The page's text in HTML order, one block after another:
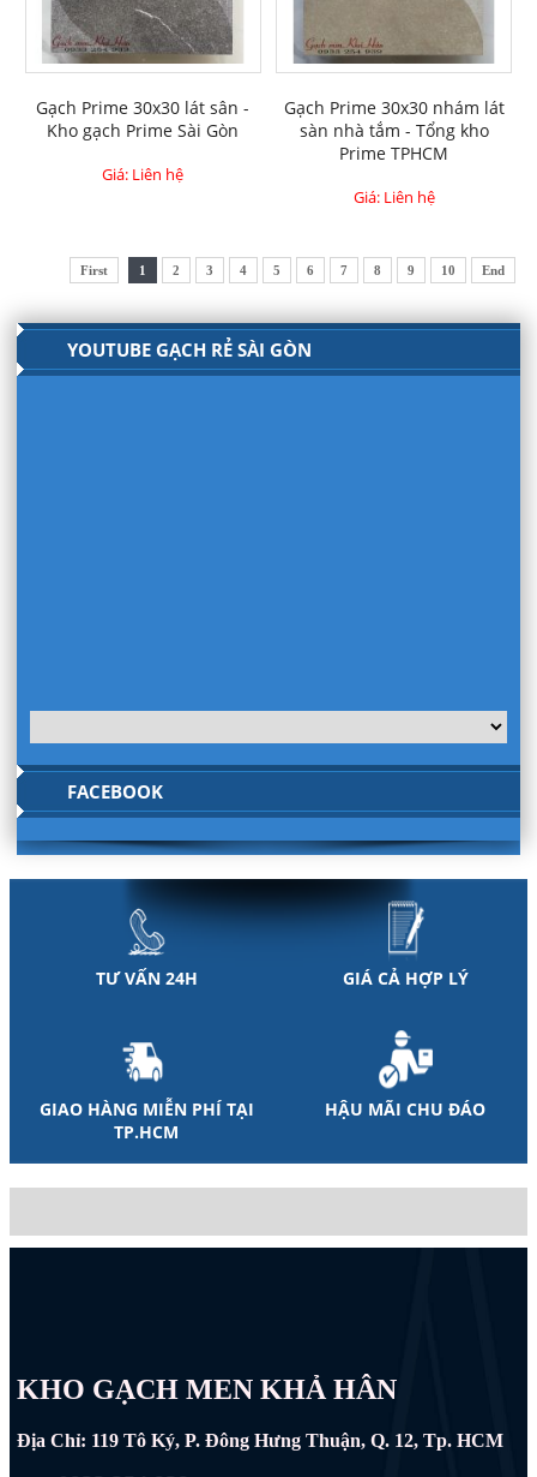
Gạch Prime 30x30 lát sân -
Kho gạch Prime Sài Gòn
Giá: Liên hệ
Gạch Prime 30x30 nhám lát
sàn nhà tắm - Tổng kho
Prime TPHCM
Giá: Liên hệ
First 1 2 3 4 5 6 7 8 9 10 End
YOUTUBE GẠCH RẺ SÀI GÒN
FACEBOOK
TƯ VẤN 24H GIÁ CẢ HỢP LÝ
GIAO HÀNG MIỄN PHÍ TẠI
TP.HCM
HẬU MÃI CHU ĐÁO
KHO GẠCH MEN KHẢ HÂN
Địa Chỉ: 119 Tô Ký, P. Đông Hưng Thuận, Q. 12, Tp. HCM